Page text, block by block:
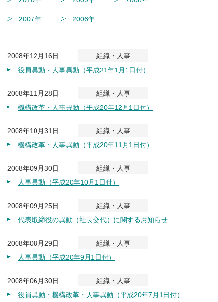
2007年 2006年
2008年12月16日
組織・人事
役員異動・人事異動（平成21年1月1日付）
2008年11月28日
組織・人事
機構改革・人事異動（平成20年12月1日付）
2008年10月31日
組織・人事
機構改革・人事異動（平成20年11月1日付）
2008年09月30日
組織・人事
人事異動（平成20年10月1日付）
2008年09月25日
組織・人事
代表取締役の異動（社長交代）に関するお知らせ
2008年08月29日
組織・人事
人事異動（平成20年9月1日付）
2008年06月30日
組織・人事
役員異動・機構改革・人事異動（平成20年7月1日付）